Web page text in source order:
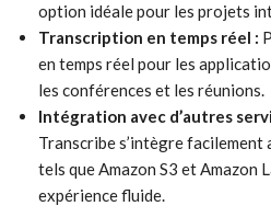
option idéale pour les projets
Transcription en temps réel :
en temps réel pour les
les conférences et les réunions.
Intégration avec d’autres
Transcribe s’intègre facilement
tels que Amazon S3 et Amazon
expérience fluide.